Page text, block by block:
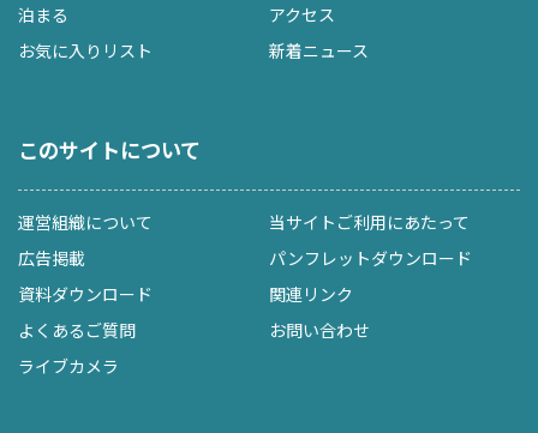
泊まる
アクセス
お気に入りリスト
新着ニュース
このサイトについて
運営組織について
当サイトご利用にあたって
広告掲載
パンフレットダウンロード
資料ダウンロード
関連リンク
よくあるご質問
お問い合わせ
ライブカメラ